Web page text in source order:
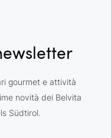
gourmet e attività
novità dei Belvita
Südtirol.